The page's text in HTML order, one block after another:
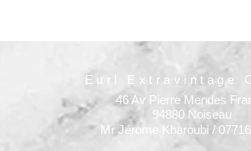
Eurl Extravintage
46 Av Pierre Mendes
94880 Noiseau
Mr Jérome Kharoubi /